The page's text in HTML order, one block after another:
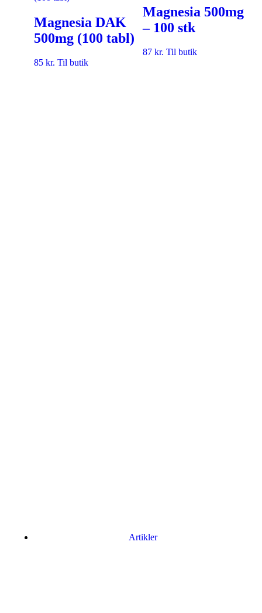
Magnesia DAK
500mg (100 tabl)
85 kr. Til butik
Magnesia 500mg
– 100 stk
87 kr. Til butik
Artikler